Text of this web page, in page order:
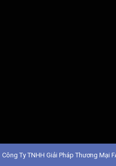
Công Ty TNHH Giải Pháp Thương Mại